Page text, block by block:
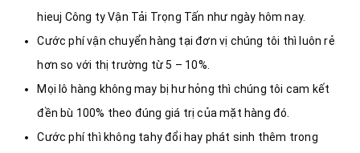
hieuj Công ty Vận Tải Trọng Tấn như ngày hôm nay.
Cước phí vận chuyển hàng tại đơn vị chúng tôi thì luôn rẻ
hơn so với thị trường từ 5 – 10%.
Mọi lô hàng không may bị hư hỏng thì chúng tôi cam kết
đền bù 100% theo đúng giá trị của mặt hàng đó.
Cước phí thì không tahy đổi hay phát sinh thêm trong